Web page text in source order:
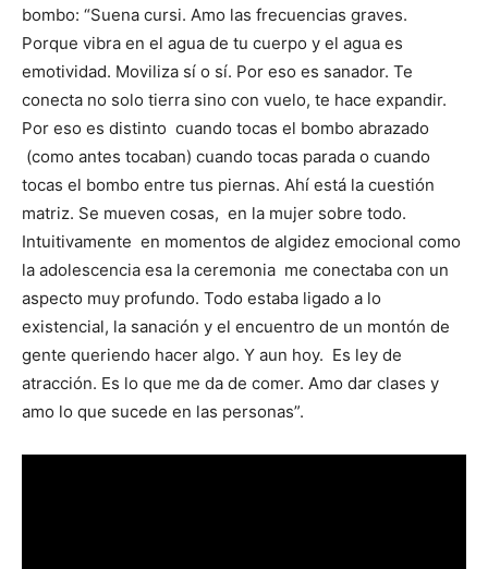
bombo: “Suena cursi. Amo las frecuencias graves.
Porque vibra en el agua de tu cuerpo y el agua es
emotividad. Moviliza sí o sí. Por eso es sanador. Te
conecta no solo tierra sino con vuelo, te hace expandir.
Por eso es distinto cuando tocas el bombo abrazado
(como antes tocaban) cuando tocas parada o cuando
tocas el bombo entre tus piernas. Ahí está la cuestión
matriz. Se mueven cosas, en la mujer sobre todo.
Intuitivamente en momentos de algidez emocional como
la adolescencia esa la ceremonia me conectaba con un
aspecto muy profundo. Todo estaba ligado a lo
existencial, la sanación y el encuentro de un montón de
gente queriendo hacer algo. Y aun hoy. Es ley de
atracción. Es lo que me da de comer. Amo dar clases y
amo lo que sucede en las personas”.